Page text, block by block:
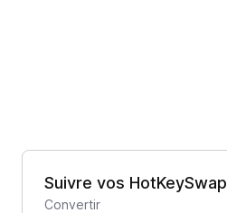
Suivre vos HotKeySwap
Convertir